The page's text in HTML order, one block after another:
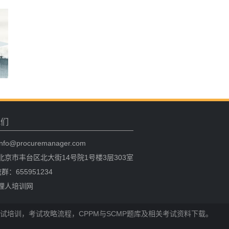
京市丰台区北大街14号院1号楼3层303室
群：655951234
人培训网
训，考试攻略流程，CPPM与SCMP题库及相关考试资料下载。